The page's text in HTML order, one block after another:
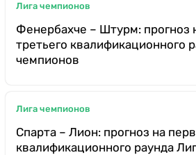
Лига чемпионов
Фенербахче – Штурм: прогноз
третьего квалификационного
чемпионов
Лига чемпионов
Спарта – Лион: прогноз на
квалификационного раунда